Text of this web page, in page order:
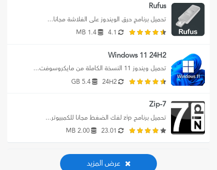
Rufus
تحميل برنامج حرق الويندوز على الفلاشة مجانا...
4.1
1.4 MB
Windows 11 24H2
تحميل ويندوز 11 النسخة الكاملة من مايكروسوفت...
24H2
5.4 GB
7-Zip
تحميل برنامج zip لفك الضغط مجانا للكمبيوتر...
23.01
2.00 MB
عرض المزيد